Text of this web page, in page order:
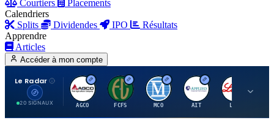
Courtiers
Placements
Calendriers
Splits
Dividendes IPO
Résultats
Apprendre
Articles
Accéder à mon compte
Le Radar
20 SIGNAUX
A
AGCO
F
FCFS
M
MCO
A
AIT